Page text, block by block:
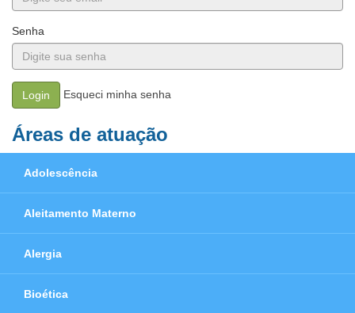
Senha
Login Esqueci minha senha
Áreas de atuação
Adolescência
Aleitamento Materno
Alergia
Bioética